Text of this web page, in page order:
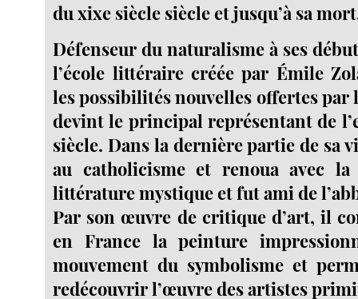
du xixe siècle siècle et jusqu’à sa
Défenseur du naturalisme à ses
l’école littéraire créée par Émile
les possibilités nouvelles offertes par
devint le principal représentant de
siècle. Dans la dernière partie de sa
au catholicisme et renoua avec
littérature mystique et fut ami de
Par son œuvre de critique d’art, il
en France la peinture
mouvement du symbolisme et
redécouvrir l’œuvre des artistes